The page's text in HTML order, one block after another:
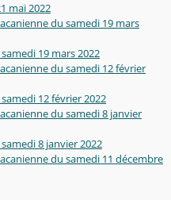
mai 2022
du samedi 19 mars
19 mars 2022
du samedi 12 février
12 février 2022
du samedi 8 janvier
8 janvier 2022
du samedi 11 décembre